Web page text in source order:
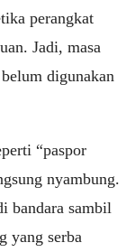
perangkat
Jadi, masa
digunakan
“paspor
nyambung.
bandara sambil
yang serba